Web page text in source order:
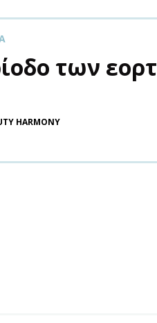
των
HARMONY